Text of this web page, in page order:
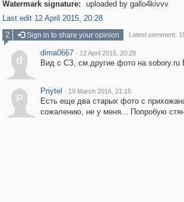
Watermark signature:
uploaded by gallo4kivvv
Last edit 12 April 2015, 20:28
2
Sign in to share your opinion Latest comment:
d
dima0667 · 12 April 2015, 20:29
Вид с СЗ, см.другие фото на sobory.ru
P
Priytel · 19 March 2016, 21:15
Есть еще два старых фото с
сожалению, не у меня... Попробую